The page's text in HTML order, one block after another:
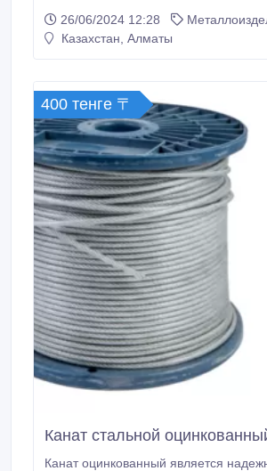
Железные сроки..
26/06/2024 12:28
Казахстан, Алматы
400 тенге 〒
Канат стальной
Канат оцинкованный является